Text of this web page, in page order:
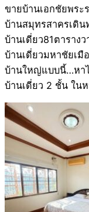
ขายบ้านเอกชัยพระ
บ้านสมุทรสาครเดิน
บ้านเดี่ยว81ตาราง
บ้านเดี่ยวมหาชัยเมื
บ้านใหญ่แบบนี้…หา
บ้านเดี่ยว 2 ชั้น ใน